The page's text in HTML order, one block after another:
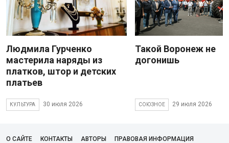
Людмила Гурченко
мастерила наряды из
платков, штор и детских
платьев
КУЛЬТУРА 30 июля 2026
Такой Воронеж не
догонишь
СОЮЗНОЕ 29 июля 2026
О САЙТЕ КОНТАКТЫ АВТОРЫ ПРАВОВАЯ ИНФОРМАЦИЯ